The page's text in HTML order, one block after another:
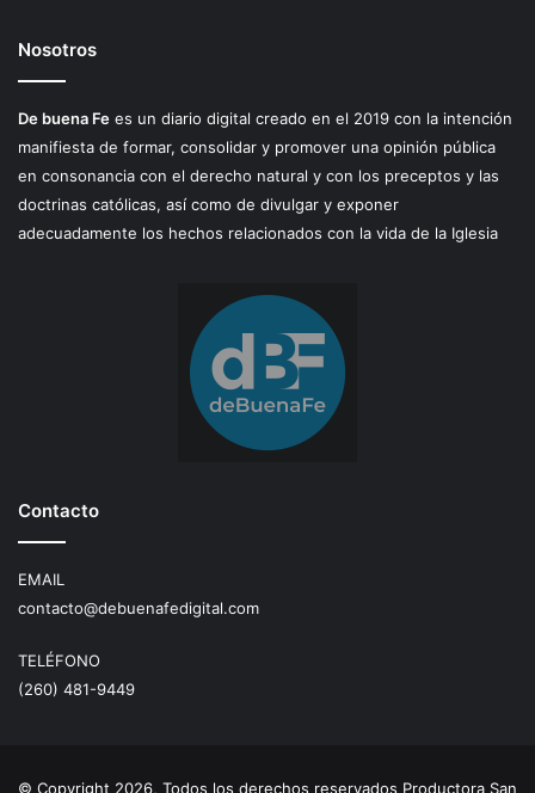
Nosotros
De buena Fe es un diario digital creado en el 2019 con la intención
manifiesta de formar, consolidar y promover una opinión pública
en consonancia con el derecho natural y con los preceptos y las
doctrinas católicas, así como de divulgar y exponer
adecuadamente los hechos relacionados con la vida de la Iglesia
Contacto
EMAIL
contacto@debuenafedigital.com
TELÉFONO
(260) 481-9449
© Copyright 2026, Todos los derechos reservados Productora San